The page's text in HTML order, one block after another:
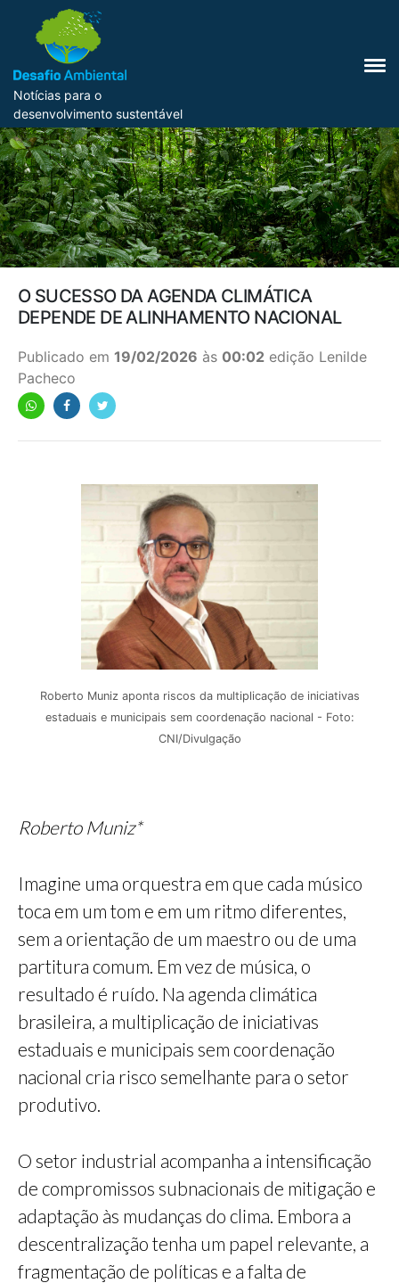
Notícias para o
desenvolvimento sustentável
O SUCESSO DA AGENDA CLIMÁTICA
DEPENDE DE ALINHAMENTO NACIONAL
Publicado em 19/02/2026 às 00:02 edição Lenilde
Pacheco
Roberto Muniz aponta riscos da multiplicação de iniciativas
estaduais e municipais sem coordenação nacional - Foto:
CNI/Divulgação
Roberto Muniz*
Imagine uma orquestra em que cada músico
toca em um tom e em um ritmo diferentes,
sem a orientação de um maestro ou de uma
partitura comum. Em vez de música, o
resultado é ruído. Na agenda climática
brasileira, a multiplicação de iniciativas
estaduais e municipais sem coordenação
nacional cria risco semelhante para o setor
produtivo.
O setor industrial acompanha a intensificação
de compromissos subnacionais de mitigação e
adaptação às mudanças do clima. Embora a
descentralização tenha um papel relevante, a
fragmentação de políticas e a falta de